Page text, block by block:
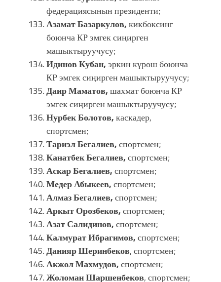
федерациясынын президенти;
Азамат Базаркулов,кикбоксинг
боюнча КР эмгек сиңирген
машыктыруучусу;
Идинов Кубан,эркин күрөш боюнча
КР эмгек сиңирген машыктыруучусу;
Даир Маматов,шахмат боюнча КР
эмгек сиңирген машыктыруучусу;
Нурбек Болотов,каскадер,
спортсмен;
Тариэл Бегалиев,спортсмен;
Канатбек Бегалиев,спортсмен;
Аскар Бегалиев,спортсмен;
Медер Абыкеев,спортсмен;
Алмаз Бегалиев,спортсмен;
Аркыт Орозбеков,спортсмен;
Азат Салидинов,спортсмен;
Калмурат Ибрагимов,спортсмен;
Данияр Шеринбеков, спортсмен;
Акжол Махмудов,спортсмен;
Жоломан Шаршенбеков, спортсмен;